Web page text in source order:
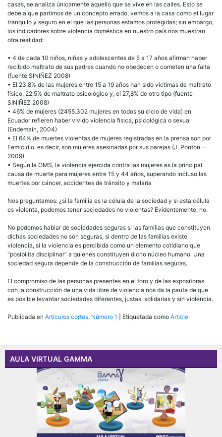
casas, se analiza únicamente aquello que se vive en las calles. Esto se
debe a que partimos de un concepto errado, vemos a la casa como el lugar
tranquilo y seguro en el que las personas estamos protegidas; sin embargo,
los indicadores sobre violencia doméstica en nuestro país nos muestran
otra realidad:
• 4 de cada 10 niños, niñas y adolescentes de 5 a 17 años afirman haber
recibido maltrato de sus padres cuando no obedecen o cometen una falta
(fuente SINIÑEZ 2008)
• El 23,8% de las mujeres entre 15 a 19 años han sido víctimas de maltrato
físico, 22,5% de maltrato psicológico y, el 27,8% de otro tipo (fuente
SINIÑEZ 2008)
• 46% de mujeres (2’455.302 mujeres en todos su ciclo de vida) en
Ecuador refieren haber vivido violencia física, psicológica o sexual
(Endemain, 2004)
• El 64% de muertes violentas de mujeres registradas en la prensa son por
Femicidio, es decir, son mujeres asesinadas por sus parejas (J. Ponton –
2009)
• Según la OMS, la violencia ejercida contra las mujeres es la principal
causa de muerte para mujeres entre 15 y 44 años, superando incluso las
muertes por cáncer, accidentes de tránsito y malaria
Nos preguntamos: ¿si la familia es la célula de la sociedad y si esta célula
es violenta, podemos tener sociedades no violentas? Evidentemente, no.
No podemos hablar de sociedades seguras si las familias que constituyen
dichas sociedades no son seguras, si dentro de las familias existe
violencia, si la violencia es percibida como un elemento cotidiano que
“posibilita disciplinar” a quienes constituyen dicho núcleo humano. Una
sociedad segura depende de la construcción de familias seguras.
El compromiso de las personas presentes en el foro y de las expositoras
con la construcción de una vida libre de violencia nos da la pauta de que
es posible levantar sociedades diferentes, justas, solidarias y sin violencia.
Publicada en Artículos cortos, Número 1 Etiquetada como Article
AULA VIRTUAL GAMMA